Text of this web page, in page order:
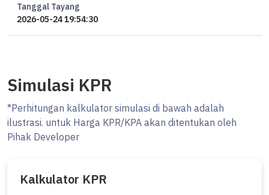
- Half Basketball Court
- Jogging Track
HARGA Rp 17 M nego
#Ocasa5110
Yang mau tanya-tanya, booking private viewing, atau ingin
di ********
Tanggal Tayang
2026-05-24 19:54:30
Simulasi KPR
*Perhitungan kalkulator simulasi di bawah adalah
ilustrasi. untuk Harga KPR/KPA akan ditentukan oleh
Pihak Developer
Kalkulator KPR